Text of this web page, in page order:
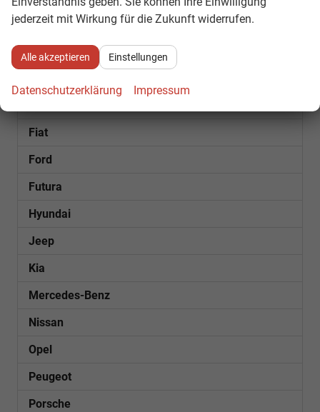
Bentley
Citroën
Fiat
Ford
Futura
Hyundai
Jeep
Kia
Mercedes-Benz
Nissan
Opel
Peugeot
Porsche
jederzeit mit Wirkung für die Zukunft widerrufen.
Alle akzeptieren Einstellungen
Datenschutzerklärung Impressum